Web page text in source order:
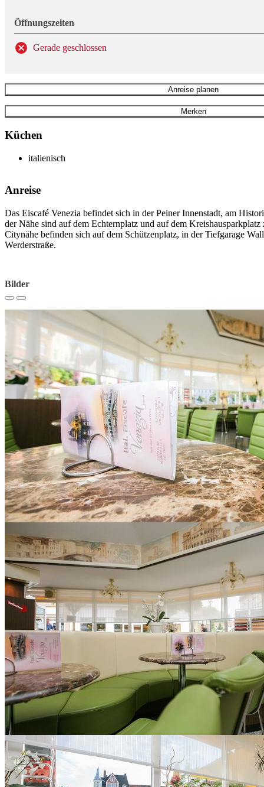
Küchen
italienisch
Anreise
Das Eiscafé Venezia befindet sich in der Peiner Innenstadt, am
der Nähe sind auf dem Echternplatz und auf dem
Citynähe befinden sich auf dem Schützenplatz, in der Tiefgarage
Werderstraße.
Bilder
Öffnungszeiten
Gerade geschlossen
Anreise planen
Merken